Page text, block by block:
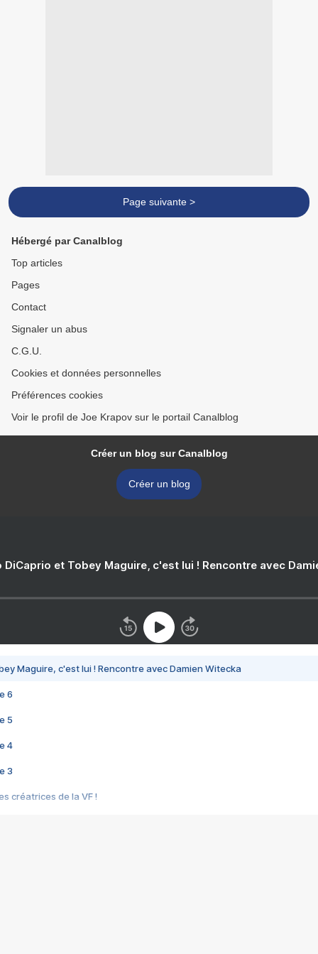
Page suivante >
Hébergé par Canalblog
Top articles
Pages
Contact
Signaler un abus
C.G.U.
Cookies et données personnelles
Préférences cookies
Voir le profil de Joe Krapov sur le portail Canalblog
Créer un blog sur Canalblog
Créer un blog
DiCaprio et Tobey Maguire, c'est lui ! Rencontre avec
Maguire, c'est lui ! Rencontre avec Damien Witecka
6
5
4
3
créatrices de la VF !